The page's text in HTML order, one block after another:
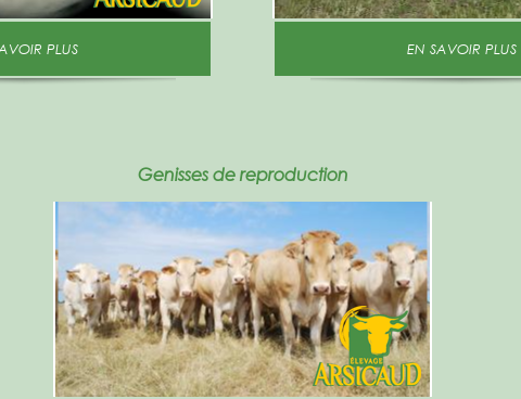
SAVOIR PLUS EN SAVOIR PLUS
Genisses de reproduction